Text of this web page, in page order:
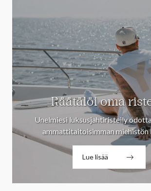
Räätälöi oma
Unelmiesi luksusjahtiristeily
ammattitaitoisimman miehistön
Lue lisää